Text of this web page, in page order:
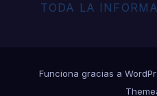
TODA LA
Funciona gracias a